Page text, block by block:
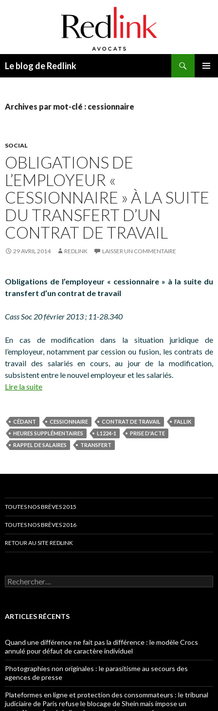
Le blog de Redlink
Archives par mot-clé : cessionnaire
SOCIAL
OBLIGATIONS DE
L’EMPLOYEUR «
CESSIONNAIRE » À LA SUITE
DU TRANSFERT D’UN
CONTRAT DE TRAVAIL
29 AVRIL 2014 REDLINK LAISSER UN COMMENTAIRE
Obligations de l’employeur « cessionnaire » à la suite du
transfert d’un contrat de travail
Cass Soc 20 février 2013 ; 11-28.340
En cas de modification dans la situation juridique de
l’employeur, notamment par cession ou fusion, les contrats de
travail des salariés en cours, au jour de la modification,
subsistent entre le nouvel employeur et les salariés.
Lire la suite
CÉDANT CESSIONNAIRE CONTRAT DE TRAVAIL
FALLIK
HEURES SUPPLÉMENTAIRES
L1224-1
PRISE D'ACTE
RAPPEL DE SALAIRES
TRANSFERT
TOUTES NOS BRÈVES 2015
TOUTES NOS BRÈVES 2016
RETOUR AU SITE REDLINK
Rechercher :
ARTICLES RÉCENTS
Quand une différence ne fait pas la différence : le modèle Crocs
annulé pour défaut de caractère individuel
Photographies non originales : le parasitisme au secours des
agences de presse
Plateformes en ligne et protection des consommateurs : le tribunal
judiciaire de Paris refuse le blocage de Shein mais impose un